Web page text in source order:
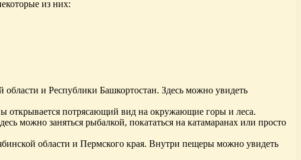
из них:
и Республики Башкортостан. Здесь можно увидеть
потрясающий вид на окружающие горы и леса.
можно заняться рыбалкой, покататься на катамаранах или просто
области и Пермского края. Внутри пещеры можно увидеть